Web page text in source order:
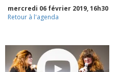
mercredi 06 février 2019, 16h30
Retour à l'agenda